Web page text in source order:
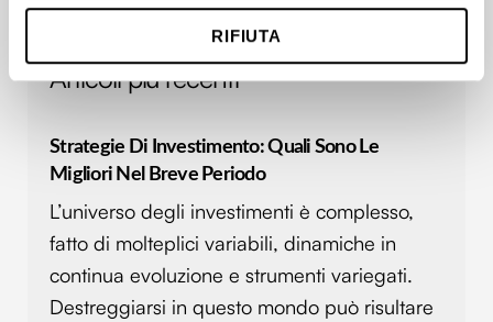
geografica, con un'approssimazione di qualche
Identificare il tuo dispositivo, scansionandolo
attivamente alla ricerca di caratteristiche specifiche
Approfondisci come vengono elaborati i tuoi dati personali
e imposta le tue preferenze nella
modificare o ritirare il tuo consenso in qualsiasi momento
dalla Dichiarazione sui cookie.
Utilizziamo i cookie per personalizzare contenuti ed
annunci, per fornire funzionalità dei social media e per
RIFIUTA
Articoli più recenti
Strategie Di Investimento: Quali Sono Le
Migliori Nel Breve Periodo
L’universo degli investimenti è complesso,
fatto di molteplici variabili, dinamiche in
continua evoluzione e strumenti variegati.
Destreggiarsi in questo mondo può risultare